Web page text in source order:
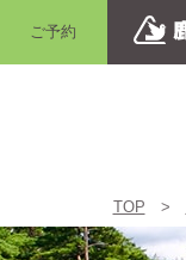
ご予約
TOP >